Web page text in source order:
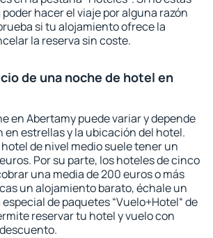
poder hacer el viaje por alguna razón
si tu alojamiento ofrece la
la reserva sin coste.
de una noche de hotel en
en Abertamy puede variar y depende
en estrellas y la ubicación del hotel.
de nivel medio suele tener un
Por su parte, los hoteles de cinco
una media de 200 euros o más
un alojamiento barato, échale un
de paquetes “Vuelo+Hotel“ de
reservar tu hotel y vuelo con